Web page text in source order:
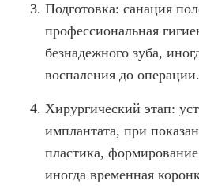
Подготовка: санация
профессиональная
безнадежного зуба,
воспаления до операции.
Хирургический этап:
имплантата, при
пластика,
иногда временная